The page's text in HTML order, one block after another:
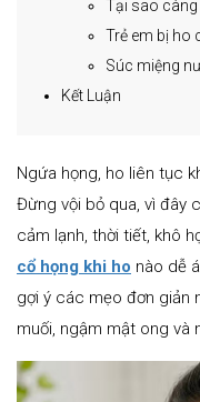
Tại sao càng
Trẻ em bị ho
Súc miệng
Kết Luận
Ngứa họng, ho liên tục
Đừng vội bỏ qua, vì đây
cảm lạnh, thời tiết, khô
cổ họng khi ho nào dễ
gợi ý các mẹo đơn giản
muối, ngậm mật ong và